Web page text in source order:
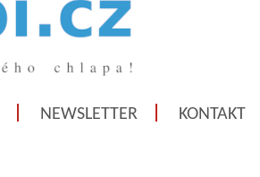
NEWSLETTER KONTAKT